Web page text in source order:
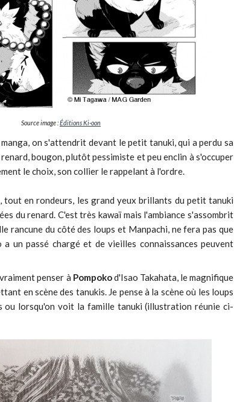
Source image :Éditions Ki-oon
manga, on s'attendrit devant le petit tanuki, qui a perdu sa
bougon, plutôt pessimiste et peu enclin à s'occuper
le choix, son collier le rappelant à l'ordre.
tout en rondeurs, les grand yeux brillants du petit tanuki
du renard. C'est très kawaï mais l'ambiance s'assombrit
rancune du côté des loups et Manpachi, ne fera pas que
a un passé chargé et de vieilles connaissances peuvent
penser à Pompokod'Isao Takahata, le magnifique
en scène des tanukis. Je pense à la scène où les loups
ou lorsqu'on voit la famille tanuki (illustration réunie ci-